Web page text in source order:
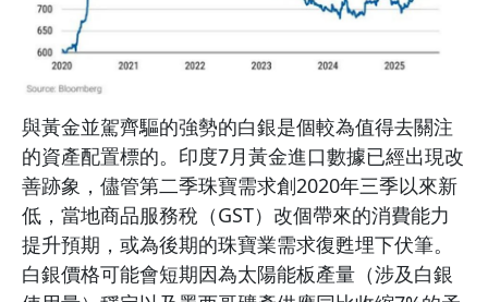
與黃金並駕齊驅的強勢的白銀是個較為值得去關注
的資產配置標的。印度7月黃金進口數據已經出現改
善跡象，儘管第二季珠寶需求創2020年三季以來新
低，當地商品服務稅（GST）改個帶來的消費能力
提升預期，或為後期的珠寶業需求復甦埋下伏筆。
白銀價格可能會短期因為太陽能板產量（涉及白銀